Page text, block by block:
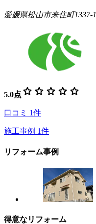
愛媛県松山市来住町1337-1
5.0点 star star star star star
口コミ 1件
施工事例 1件
リフォーム事例
得意なリフォーム